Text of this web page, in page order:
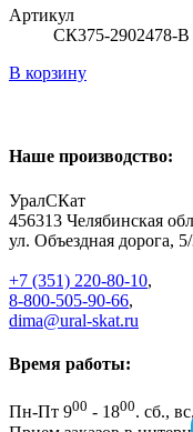
Артикул
СК375-2902478-В
В корзину
Наше производство:
УралСКат
456313 Челябинская
ул. Объездная дорога,
+7 (351) 220-80-10,
8-800-505-90-66,
dima@ural-skat.ru
Время работы:
Пн-Пт 900 - 1800. сб.,